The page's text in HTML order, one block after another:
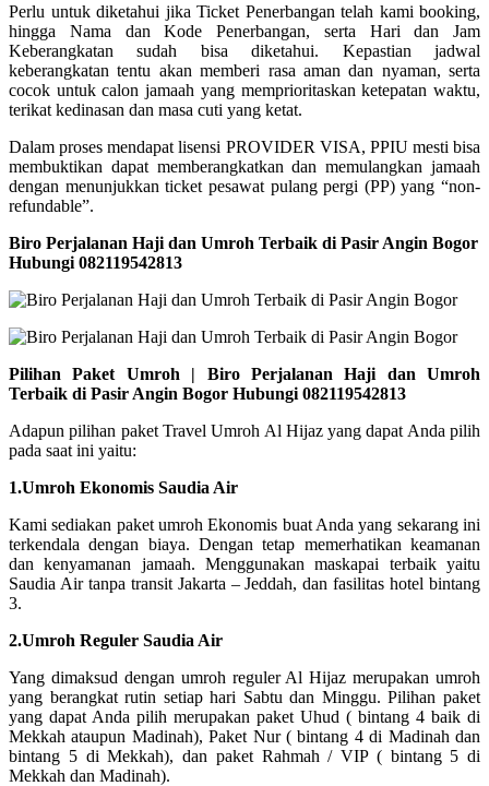
Perlu untuk diketahui jika Ticket Penerbangan telah kami booking,
hingga Nama dan Kode Penerbangan, serta Hari dan Jam
Keberangkatan sudah bisa diketahui. Kepastian jadwal
keberangkatan tentu akan memberi rasa aman dan nyaman, serta
cocok untuk calon jamaah yang memprioritaskan ketepatan waktu,
terikat kedinasan dan masa cuti yang ketat.
Dalam proses mendapat lisensi PROVIDER VISA, PPIU mesti bisa
membuktikan dapat memberangkatkan dan memulangkan jamaah
dengan menunjukkan ticket pesawat pulang pergi (PP) yang “non-
refundable”.
Biro Perjalanan Haji dan Umroh Terbaik di Pasir Angin Bogor
Hubungi 082119542813
Pilihan Paket Umroh | Biro Perjalanan Haji dan Umroh
Terbaik di Pasir Angin Bogor Hubungi 082119542813
Adapun pilihan paket Travel Umroh Al Hijaz yang dapat Anda pilih
pada saat ini yaitu:
1.Umroh Ekonomis Saudia Air
Kami sediakan paket umroh Ekonomis buat Anda yang sekarang ini
terkendala dengan biaya. Dengan tetap memerhatikan keamanan
dan kenyamanan jamaah. Menggunakan maskapai terbaik yaitu
Saudia Air tanpa transit Jakarta – Jeddah, dan fasilitas hotel bintang
3.
2.Umroh Reguler Saudia Air
Yang dimaksud dengan umroh reguler Al Hijaz merupakan umroh
yang berangkat rutin setiap hari Sabtu dan Minggu. Pilihan paket
yang dapat Anda pilih merupakan paket Uhud ( bintang 4 baik di
Mekkah ataupun Madinah), Paket Nur ( bintang 4 di Madinah dan
bintang 5 di Mekkah), dan paket Rahmah / VIP ( bintang 5 di
Mekkah dan Madinah).